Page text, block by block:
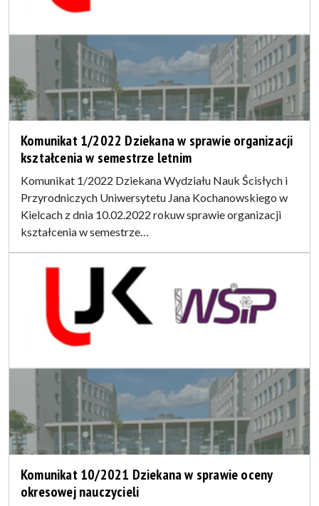
Komunikat 1/2022 Dziekana w sprawie organizacji
kształcenia w semestrze letnim
Komunikat 1/2022 Dziekana Wydziału Nauk Ścisłych i
Przyrodniczych Uniwersytetu Jana Kochanowskiego w
Kielcach z dnia 10.02.2022 rokuw sprawie organizacji
kształcenia w semestrze…
Komunikat 10/2021 Dziekana w sprawie oceny
okresowej nauczycieli